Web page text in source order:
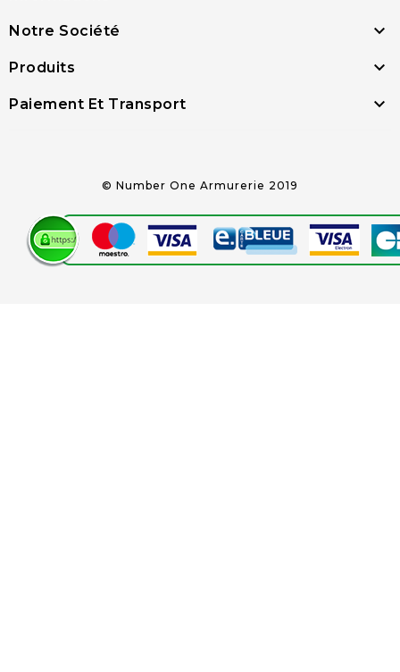
Notre Société 
Produits 
Paiement Et Transport 
© Number One Armurerie 2019